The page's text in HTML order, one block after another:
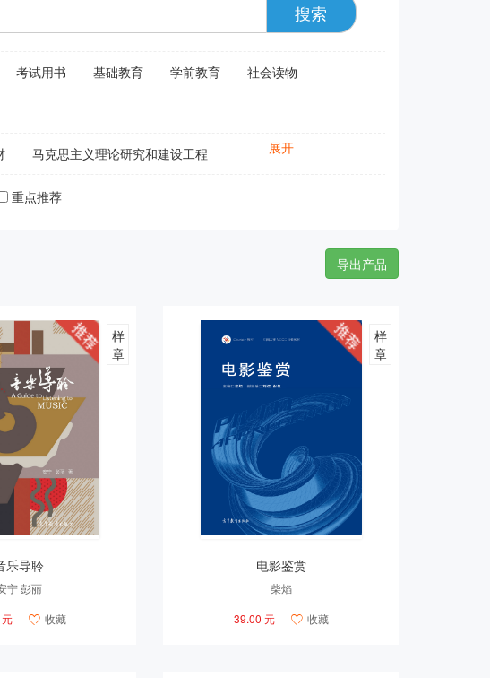
搜索
考试用书 基础教育 学前教育 社会读物
马克思主义理论研究和建设工程 展开
重点推荐
导出产品
乐导聆
宁 彭丽
 收藏
样
章
电影鉴赏
柴焰
39.00 元
 收藏
样
章